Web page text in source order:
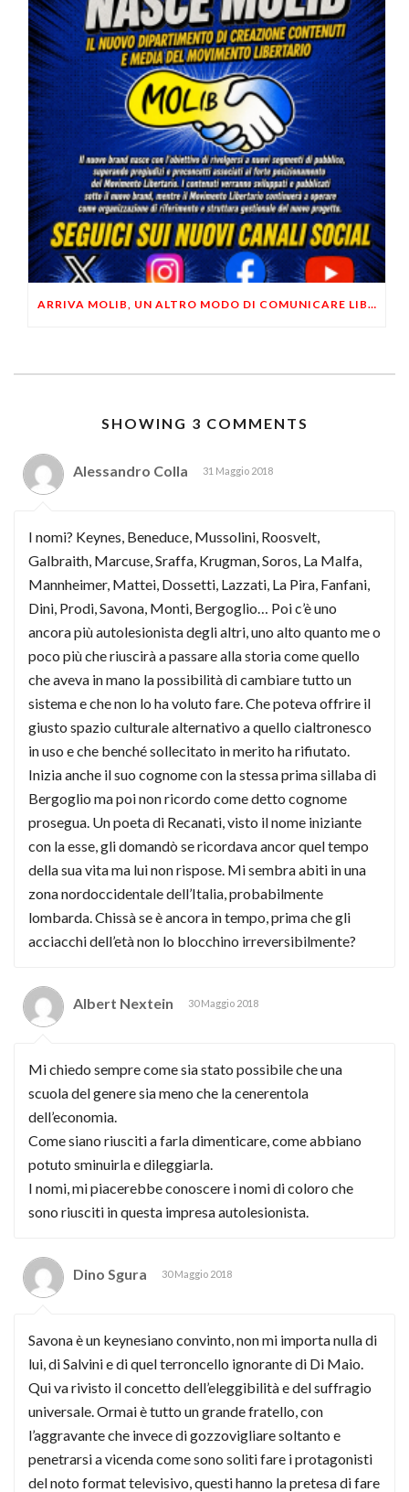
ARRIVA MOLIB, UN ALTRO MODO DI COMUNICARE LIBERTARIO
SHOWING 3 COMMENTS
Alessandro Colla 31 Maggio 2018
I nomi? Keynes, Beneduce, Mussolini, Roosvelt,
Galbraith, Marcuse, Sraffa, Krugman, Soros, La Malfa,
Mannheimer, Mattei, Dossetti, Lazzati, La Pira, Fanfani,
Dini, Prodi, Savona, Monti, Bergoglio… Poi c’è uno
ancora più autolesionista degli altri, uno alto quanto me o
poco più che riuscirà a passare alla storia come quello
che aveva in mano la possibilità di cambiare tutto un
sistema e che non lo ha voluto fare. Che poteva offrire il
giusto spazio culturale alternativo a quello cialtronesco
in uso e che benché sollecitato in merito ha rifiutato.
Inizia anche il suo cognome con la stessa prima sillaba di
Bergoglio ma poi non ricordo come detto cognome
prosegua. Un poeta di Recanati, visto il nome iniziante
con la esse, gli domandò se ricordava ancor quel tempo
della sua vita ma lui non rispose. Mi sembra abiti in una
zona nordoccidentale dell’Italia, probabilmente
lombarda. Chissà se è ancora in tempo, prima che gli
acciacchi dell’età non lo blocchino irreversibilmente?
Albert Nextein 30 Maggio 2018
Mi chiedo sempre come sia stato possibile che una
scuola del genere sia meno che la cenerentola
dell’economia.
Come siano riusciti a farla dimenticare, come abbiano
potuto sminuirla e dileggiarla.
I nomi, mi piacerebbe conoscere i nomi di coloro che
sono riusciti in questa impresa autolesionista.
Dino Sgura 30 Maggio 2018
Savona è un keynesiano convinto, non mi importa nulla di
lui, di Salvini e di quel terroncello ignorante di Di Maio.
Qui va rivisto il concetto dell’eleggibilità e del suffragio
universale. Ormai è tutto un grande fratello, con
l’aggravante che invece di gozzovigliare soltanto e
penetrarsi a vicenda come sono soliti fare i protagonisti
del noto format televisivo, questi hanno la pretesa di fare